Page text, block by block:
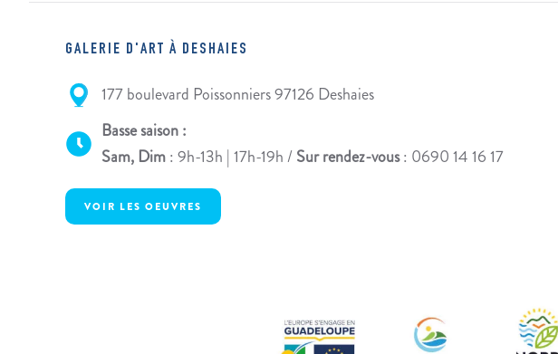
GALERIE D'ART À DESHAIES
177 boulevard Poissonniers 97126 Deshaies
Basse saison :
Sam, Dim: 9h-13h | 17h-19h /Sur rendez-vous: 0690 14 16 17
VOIR LES OEUVRES